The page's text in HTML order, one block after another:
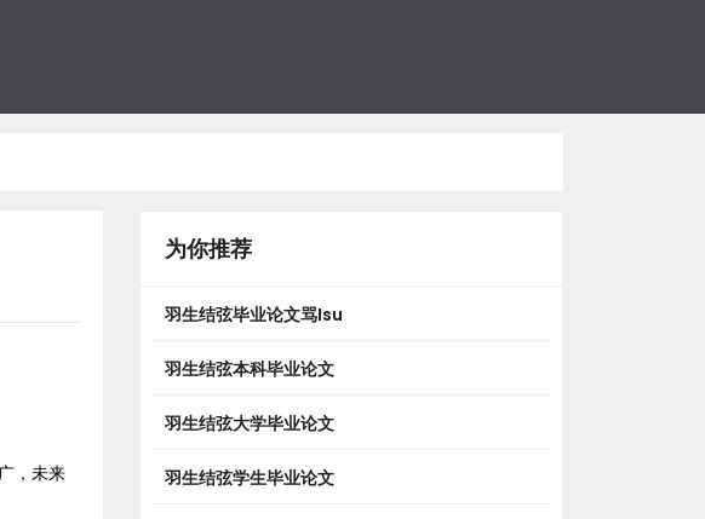
为你推荐
羽生结弦毕业论文骂isu
羽生结弦本科毕业论文
羽生结弦大学毕业论文
羽生结弦学生毕业论文